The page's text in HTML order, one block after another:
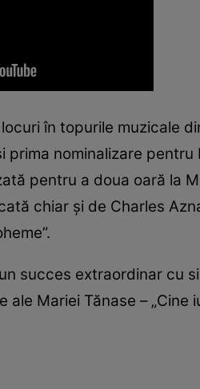
în topurile muzicale
prima nominalizare
pentru a doua oară la
chiar şi de Charles
succes extraordinar cu
ale Mariei Tănase –